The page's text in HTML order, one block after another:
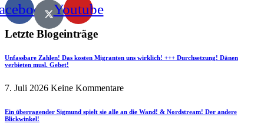
Youtube
Letzte Blogeinträge
Unfassbare Zahlen! Das kosten Migranten uns wirklich! +++ Durchsetzung! Dänen
verbieten musl. Gebet!
7. Juli 2026 Keine Kommentare
Ein überragender Sigmund spielt sie alle an die Wand! & Nordstream! Der andere
Blickwinkel!